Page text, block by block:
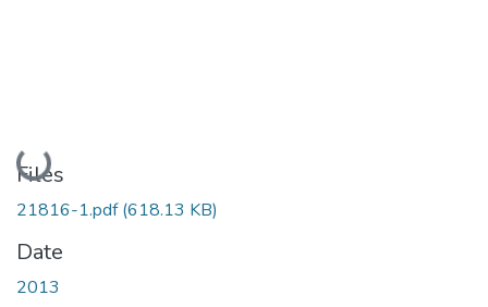
Loading...
Files
21816-1.pdf(618.13 KB)
Date
2013